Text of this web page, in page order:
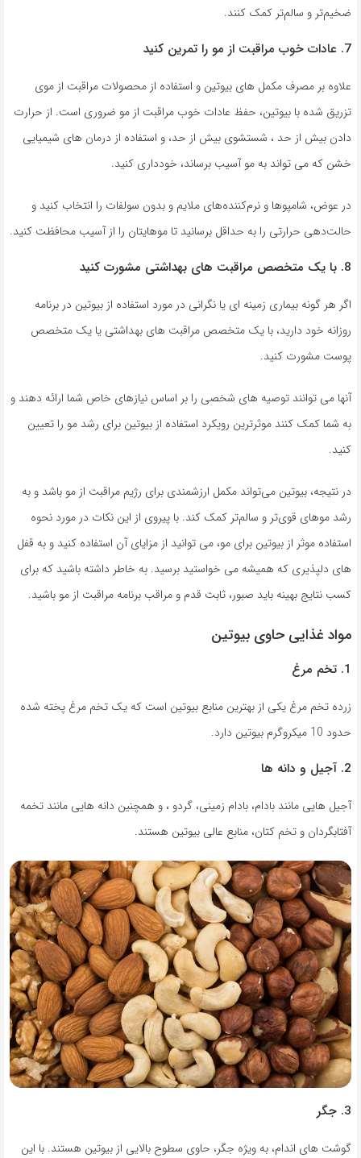
ضخیم‌تر و سالم‌تر کمک کنند.
7. عادات خوب مراقبت از مو را تمرین کنید
علاوه بر مصرف مکمل های بیوتین و استفاده از محصولات مراقبت از موی
تزریق شده با بیوتین، حفظ عادات خوب مراقبت از مو ضروری است. از حرارت
دادن بیش از حد ، شستشوی بیش از حد، و استفاده از درمان های شیمیایی
خشن که می تواند به مو آسیب برساند، خودداری کنید.
در عوض، شامپوها و نرم‌کننده‌های ملایم و بدون سولفات را انتخاب کنید و
حالت‌دهی حرارتی را به حداقل برسانید تا موهایتان را از آسیب محافظت کنید.
8. با یک متخصص مراقبت های بهداشتی مشورت کنید
اگر هر گونه بیماری زمینه ای یا نگرانی در مورد استفاده از بیوتین در برنامه
روزانه خود دارید، با یک متخصص مراقبت های بهداشتی یا یک متخصص
پوست مشورت کنید.
آنها می توانند توصیه های شخصی را بر اساس نیازهای خاص شما ارائه دهند و
به شما کمک کنند موثرترین رویکرد استفاده از بیوتین برای رشد مو را تعیین
کنید.
در نتیجه، بیوتین می‌تواند مکمل ارزشمندی برای رژیم مراقبت از مو باشد و به
رشد موهای قوی‌تر و سالم‌تر کمک کند. با پیروی از این نکات در مورد نحوه
استفاده موثر از بیوتین برای مو، می توانید از مزایای آن استفاده کنید و به قفل
های دلپذیری که همیشه می خواستید برسید. به خاطر داشته باشید که برای
کسب نتایج بهینه باید صبور، ثابت قدم و مراقب برنامه مراقبت از مو باشید.
مواد غذایی حاوی بیوتین
1. تخم مرغ
زرده تخم مرغ یکی از بهترین منابع بیوتین است که یک تخم مرغ پخته شده
حدود 10 میکروگرم بیوتین دارد.
2. آجیل و دانه ها
آجیل هایی مانند بادام، بادام زمینی، گردو ، و همچنین دانه هایی مانند تخمه
آفتابگردان و تخم کتان، منابع عالی بیوتین هستند.
3. جگر
گوشت های اندام، به ویژه جگر، حاوی سطوح بالایی از بیوتین هستند. با این